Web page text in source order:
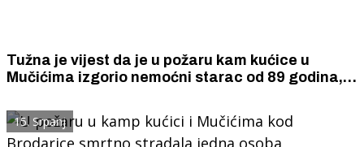
Tužna je vijest da je u požaru kam kućice u
Mučićima izgorio nemoćni starac od 89 godina,
15. Srpanj